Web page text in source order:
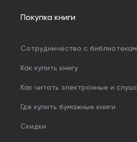
Покупка книги
Сотрудничество с
Как купить книгу
Как читать электронные и
Где купить бумажные книги
Скидки